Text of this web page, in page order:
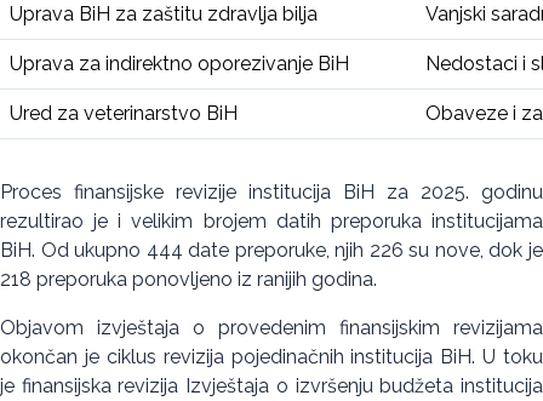
Uprava BiH za zaštitu zdravlja bilja Vanjski
Uprava za indirektno oporezivanje BiH Nedostaci i
Ured za veterinarstvo BiH Obaveze i
Proces finansijske revizije institucija BiH za 2025. godinu
rezultirao je i velikim brojem datih preporuka institucijama
BiH. Od ukupno 444 date preporuke, njih 226 su nove, dok je
218 preporuka ponovljeno iz ranijih godina.
Objavom izvještaja o provedenim finansijskim revizijama
okončan je ciklus revizija pojedinačnih institucija BiH. U toku
je finansijska revizija Izvještaja o izvršenju budžeta institucija